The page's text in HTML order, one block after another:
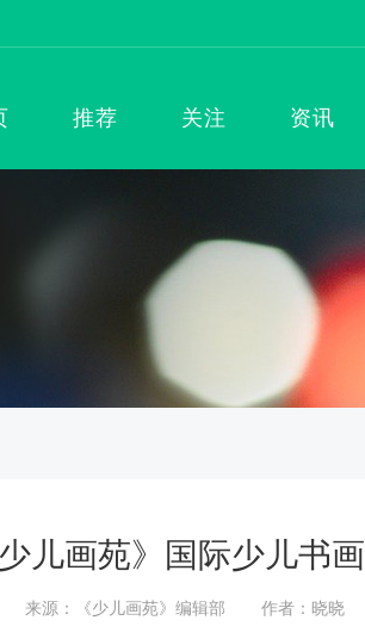
推荐 关注 资讯
儿画苑》国际少儿书
来源：《少儿画苑》编辑部 作者：晓晓